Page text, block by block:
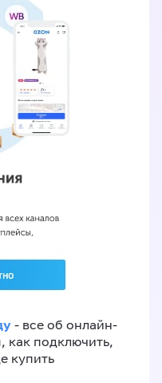
- все об онлайн-
как подключить,
купить